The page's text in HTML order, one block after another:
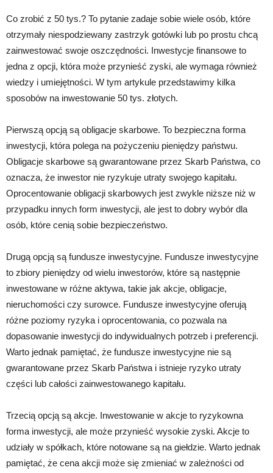
Co zrobić z 50 tys.? To pytanie zadaje sobie wiele osób, które
otrzymały niespodziewany zastrzyk gotówki lub po prostu chcą
zainwestować swoje oszczędności. Inwestycje finansowe to
jedna z opcji, która może przynieść zyski, ale wymaga również
wiedzy i umiejętności. W tym artykule przedstawimy kilka
sposobów na inwestowanie 50 tys. złotych.
Pierwszą opcją są obligacje skarbowe. To bezpieczna forma
inwestycji, która polega na pożyczeniu pieniędzy państwu.
Obligacje skarbowe są gwarantowane przez Skarb Państwa, co
oznacza, że inwestor nie ryzykuje utraty swojego kapitału.
Oprocentowanie obligacji skarbowych jest zwykle niższe niż w
przypadku innych form inwestycji, ale jest to dobry wybór dla
osób, które cenią sobie bezpieczeństwo.
Drugą opcją są fundusze inwestycyjne. Fundusze inwestycyjne
to zbiory pieniędzy od wielu inwestorów, które są następnie
inwestowane w różne aktywa, takie jak akcje, obligacje,
nieruchomości czy surowce. Fundusze inwestycyjne oferują
różne poziomy ryzyka i oprocentowania, co pozwala na
dopasowanie inwestycji do indywidualnych potrzeb i preferencji.
Warto jednak pamiętać, że fundusze inwestycyjne nie są
gwarantowane przez Skarb Państwa i istnieje ryzyko utraty
części lub całości zainwestowanego kapitału.
Trzecią opcją są akcje. Inwestowanie w akcje to ryzykowna
forma inwestycji, ale może przynieść wysokie zyski. Akcje to
udziały w spółkach, które notowane są na giełdzie. Warto jednak
pamiętać, że cena akcji może się zmieniać w zależności od